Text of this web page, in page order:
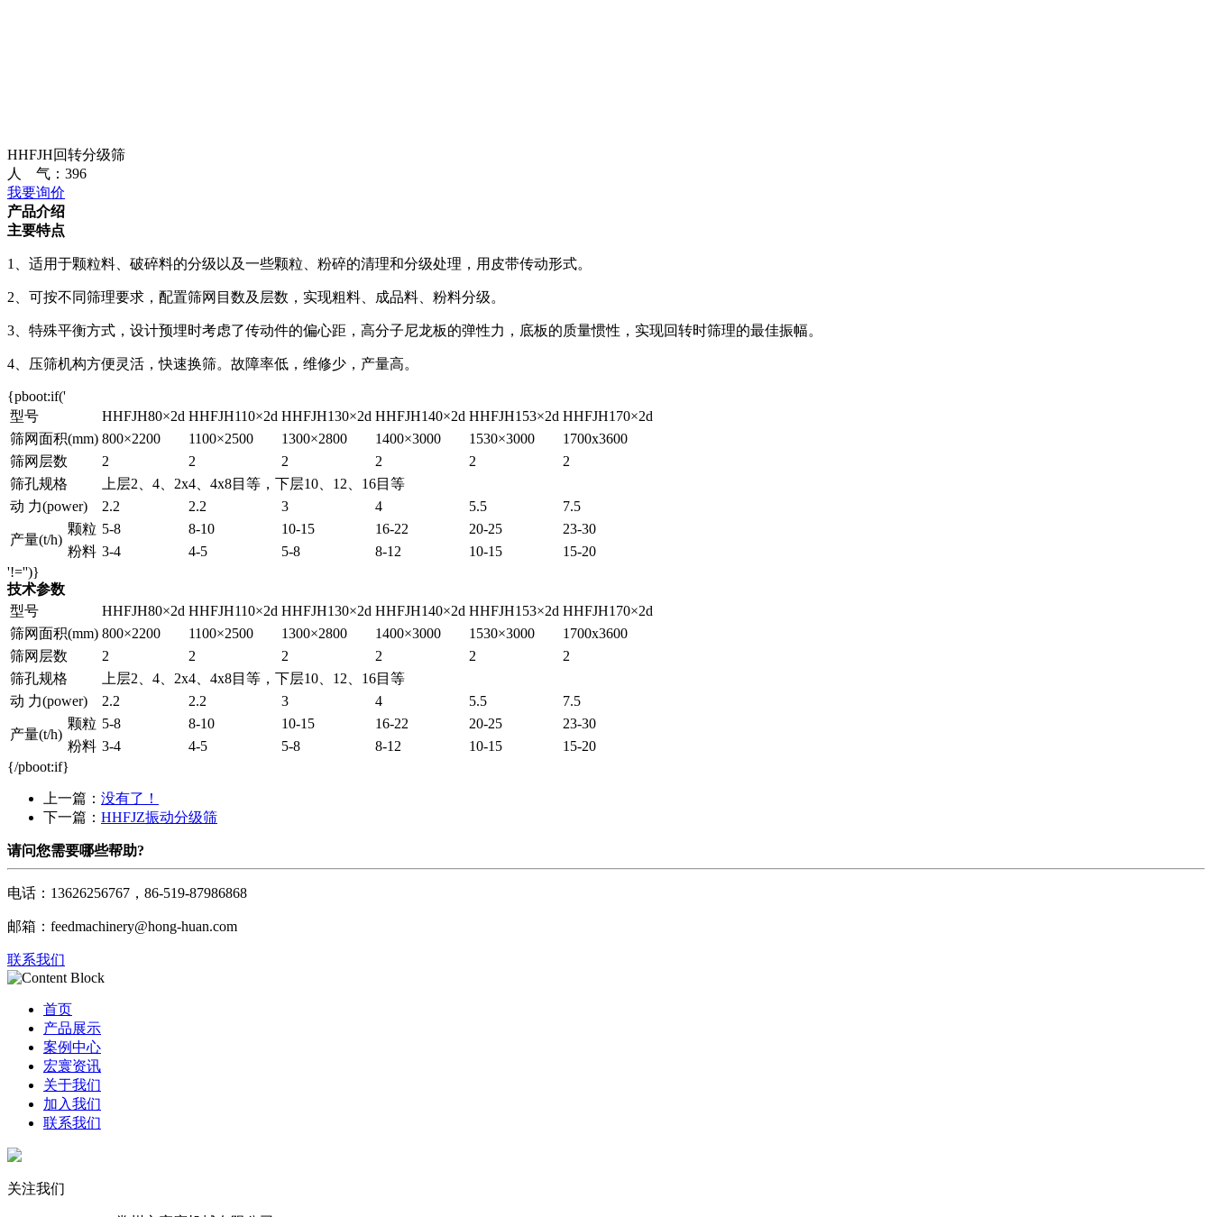
HHFJH回转分级筛
人 气： 396
我要询价
产品介绍
主要特点
1、适用于颗粒料、破碎料的分级以及一些颗粒、粉碎的清理和分级处理，用皮带传动形式。
2、可按不同筛理要求，配置筛网目数及层数，实现粗料、成品料、粉料分级。
3、特殊平衡方式，设计预埋时考虑了传动件的偏心距，高分子尼龙板的弹性力，底板的质量惯性，实现回转时筛理的最佳振幅。
4、压筛机构方便灵活，快速换筛。故障率低，维修少，产量高。
{pboot:if('
型号
HHFJH80×2d HHFJH110×2d HHFJH130×2d HHFJH140×2d HHFJH153×2d HHFJH170×2d
筛网面积(mm) 800×2200 1100×2500 1300×2800 1400×3000 1530×3000
1700x3600
筛网层数
2 2 2 2 2
2
筛孔规格
上层2、4、2x4、4x8目等，下层10、12、16目等
动 力(power)
2.2 2.2 3 4 5.5 7.5
产量(t/h)
颗粒 5-8 8-10 10-15 16-22 20-25
23-30
粉料 3-4 4-5 5-8 8-12 10-15
15-20
'!='')}
技术参数
型号
HHFJH80×2d HHFJH110×2d HHFJH130×2d HHFJH140×2d HHFJH153×2d HHFJH170×2d
筛网面积(mm) 800×2200 1100×2500 1300×2800 1400×3000 1530×3000
1700x3600
筛网层数
2 2 2 2 2
2
筛孔规格
上层2、4、2x4、4x8目等，下层10、12、16目等
动 力(power)
2.2 2.2 3 4 5.5 7.5
产量(t/h)
颗粒 5-8 8-10 10-15 16-22 20-25
23-30
粉料 3-4 4-5 5-8 8-12 10-15
15-20
{/pboot:if}
上一篇： 没有了！
下一篇： HHFJZ振动分级筛
请问您需要哪些帮助?
电话：13626256767，86-519-87986868
邮箱：feedmachinery@hong-huan.com
联系我们
首页
产品展示
案例中心
宏寰资讯
关于我们
加入我们
联系我们
关注我们